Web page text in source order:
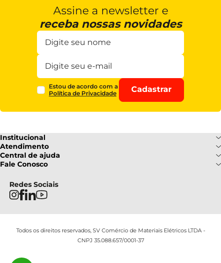
Assine a newsletter e
receba nossas novidades
Estou de acordo com a
Política de Privacidade
Cadastrar
Institucional
Sobre Nós
Nossas Lojas
Privacidade e Segurança
Termos e Condições
Atendimento
Formas de pagamento
Regulamentos
Central de ajuda
Fale Conosco
Frete e Entrega
Troca e Devoluções
Fale Conosco
(085) 3214-7900
Segunda a Sexta: 08h as 18h |
Sábado : 08h ás 12h
Redes Sociais
Todos os direitos reservados, SV Comércio de Materiais Elétricos LTDA -
CNPJ 35.088.657/0001-37